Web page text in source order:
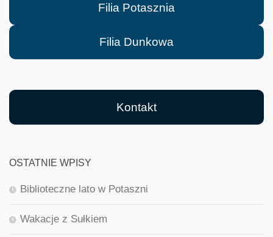
Filia Potasznia
Filia Dunkowa
Kontakt
OSTATNIE WPISY
Biblioteczne lato w Potaszni
Wakacje z Sułkiem